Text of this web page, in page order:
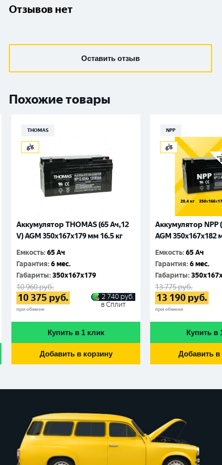
Отзывов нет
Оставить отзыв
Похожие товары
THOMAS
Аккумулятор THOMAS (65 Ач,12
V) AGM 350x167x179 мм 16.5 кг
Емкость:65 Ач
Гарантия:6 мес.
Габариты:350x167x179
10 960руб.
10 375 руб.
при обмене
2 740 руб.
в Сплит
Купить в 1 клик
Добавить в корзину
NPP
Аккумулятор NPP
AGM 350x167x182
Емкость:65 Ач
Гарантия:6 мес.
Габариты:
13 775руб.
13 190 руб.
при обмене
Купить в
Добавить в